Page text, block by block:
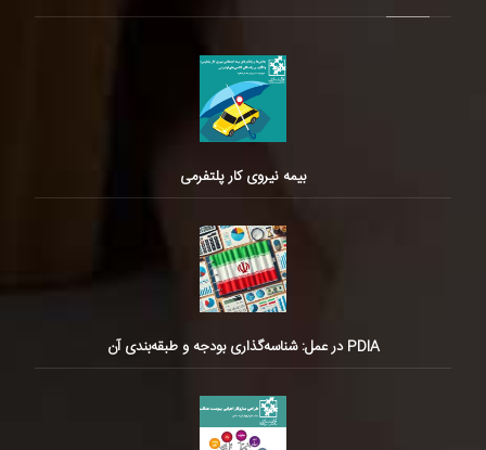
بیمه نیروی کار پلتفرمی
PDIA در عمل: شناسه‌گذاری بودجه و طبقه‌بندی آن